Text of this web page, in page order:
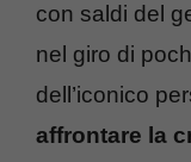
con saldi del
nel giro di
dell’iconico
affrontare la